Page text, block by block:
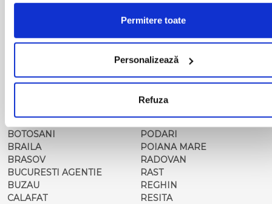
Permitere toate
Personalizează
Refuza
BAILESTI
BARCA
BECLEAN
BLAJ
BOTOSANI
BRAILA
BRASOV
BUCURESTI AGENTIE
BUZAU
CALAFAT
ORADEA
ORSOVA
PERICEI
PERISOR
PIATRA NEAMT
PISCU VECHI
PLOIESTI
PODARI
POIANA MARE
RADOVAN
RAST
REGHIN
RESITA